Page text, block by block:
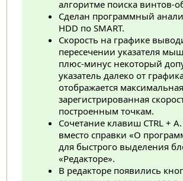
алгоритме поиска винтов-
Сделан программный
HDD по SMART.
Скорость на графике
пересечении указателя
плюс-минус некоторый
указатель далеко от
отображается максимальная
зарегистрированная
построенным точкам.
Сочетание клавиш CTRL +
вместо справки «О
для быстрого выделения
«Редакторе».
В редакторе появились